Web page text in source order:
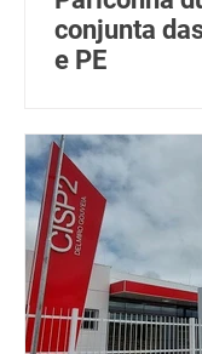
conjunta
e PE